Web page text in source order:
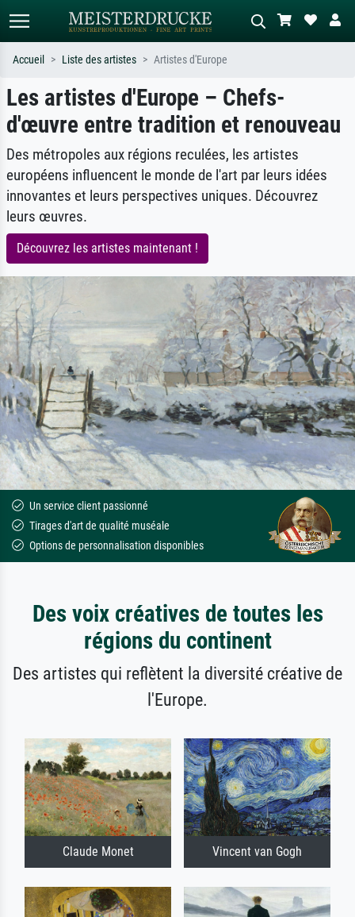
Recherche standard Recherche d'images IA
Recherchez par artiste, titre ou style –
ex. Monet, Nuit étoilée,
impressionnisme, vague de Hokusai,
nu.
Décrivez la scène – ex. prairie verte,
abstrait avec beaucoup de rouge,
tableau sombre, nu debout près d'un
arbre.
Accueil Liste des artistes Artistes d'Europe
Les artistes d'Europe – Chefs-
d'œuvre entre tradition et renouveau
Des métropoles aux régions reculées, les artistes
européens influencent le monde de l'art par leurs idées
innovantes et leurs perspectives uniques. Découvrez
leurs œuvres.
Découvrez les artistes maintenant !
Un service client passionné
Tirages d'art de qualité muséale
Options de personnalisation disponibles
Des voix créatives de toutes les
régions du continent
Des artistes qui reflètent la diversité créative de
l'Europe.
Claude Monet Vincent van Gogh